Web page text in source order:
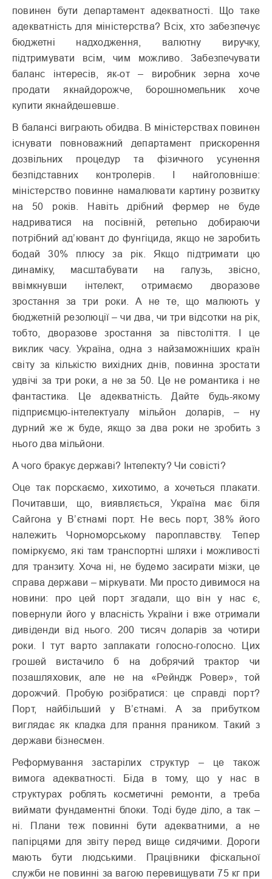
повинен бути департамент адекватності. Що таке
адекватність для міністерства? Всіх, хто забезпечує
бюджетні надходження, валютну виручку,
підтримувати всім, чим можливо. Забезпечувати
баланс інтересів, як-от – виробник зерна хоче
продати якнайдорожче, борошномельник хоче
купити якнайдешевше.
В балансі виграють обидва. В міністерствах повинен
існувати повноважний департамент прискорення
дозвільних процедур та фізичного усунення
безпідставних контролерів. І найголовніше:
міністерство повинне намалювати картину розвитку
на 50 років. Навіть дрібний фермер не буде
надриватися на посівній, ретельно добираючи
потрібний ад’ювант до фунгіцида, якщо не заробить
бодай 30% плюсу за рік. Якщо підтримати цю
динаміку, масштабувати на галузь, звісно,
ввімкнувши інтелект, отримаємо дворазове
зростання за три роки. А не те, що малюють у
бюджетній резолюції – чи два, чи три відсотки на рік,
тобто, дворазове зростання за півстоліття. І це
виклик часу. Україна, одна з найзаможніших країн
світу за кількістю вихідних днів, повинна зростати
удвічі за три роки, а не за 50. Це не романтика і не
фантастика. Це адекватність. Дайте будь-якому
підприємцю-інтелектуалу мільйон доларів, – ну
дурний же ж буде, якщо за два роки не зробить з
нього два мільйони.
А чого бракує державі? Інтелекту? Чи совісті?
Оце так порскаємо, хихотимо, а хочеться плакати.
Почитавши, що, виявляється, Україна має біля
Сайгона у В’єтнамі порт. Не весь порт, 38% його
належить Чорноморському пароплавству. Тепер
поміркуємо, які там транспортні шляхи і можливості
для транзиту. Хоча ні, не будемо засирати мізки, це
справа держави – міркувати. Ми просто дивимося на
новини: про цей порт згадали, що він у нас є,
повернули його у власність України і вже отримали
дивіденди від нього. 200 тисяч доларів за чотири
роки. І тут варто заплакати голосно-голосно. Цих
грошей вистачило б на добрячий трактор чи
позашляховик, але не на «Рейндж Ровер», той
дорожчий. Пробую розібратися: це справді порт?
Порт, найбільший у В’єтнамі. А за прибутком
виглядає як кладка для прання праником. Такий з
держави бізнесмен.
Реформування застарілих структур – це також
вимога адекватності. Біда в тому, що у нас в
структурах роблять косметичні ремонти, а треба
виймати фундаментні блоки. Тоді буде діло, а так –
ні. Плани теж повинні бути адекватними, а не
папірцями для звіту перед вище сидячими. Дороги
мають бути людськими. Працівники фіскальної
служби не повинні за вагою перевищувати 75 кг при